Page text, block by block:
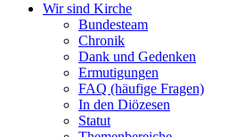
Wir sind Kirche
Bundesteam
Chronik
Dank und Gedenken
Ermutigungen
FAQ (häufige Fragen)
In den Diözesen
Statut